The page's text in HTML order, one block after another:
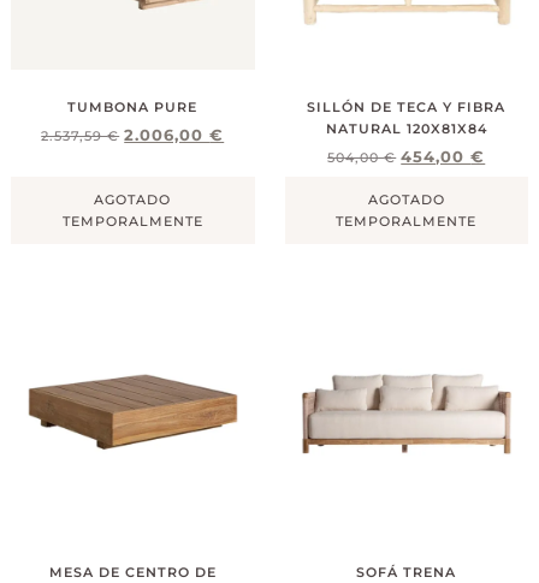
TUMBONA PURE
2.537,59€ 2.006,00€
AGOTADO
TEMPORALMENTE
SILLÓN DE TECA Y FIBRA
NATURAL 120X81X84
504,00€ 454,00€
AGOTADO
TEMPORALMENTE
MESA DE CENTRO DE
SOFÁ TRENA